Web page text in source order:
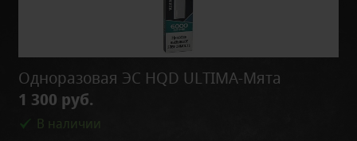
Одноразовая ЭС HQD ULTIMA-Мята
1 300 руб.
В наличии